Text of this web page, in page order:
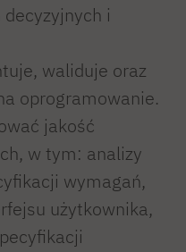
i
waliduje oraz
oprogramowanie.
jakość
w tym: analizy
wymagań,
użytkownika,